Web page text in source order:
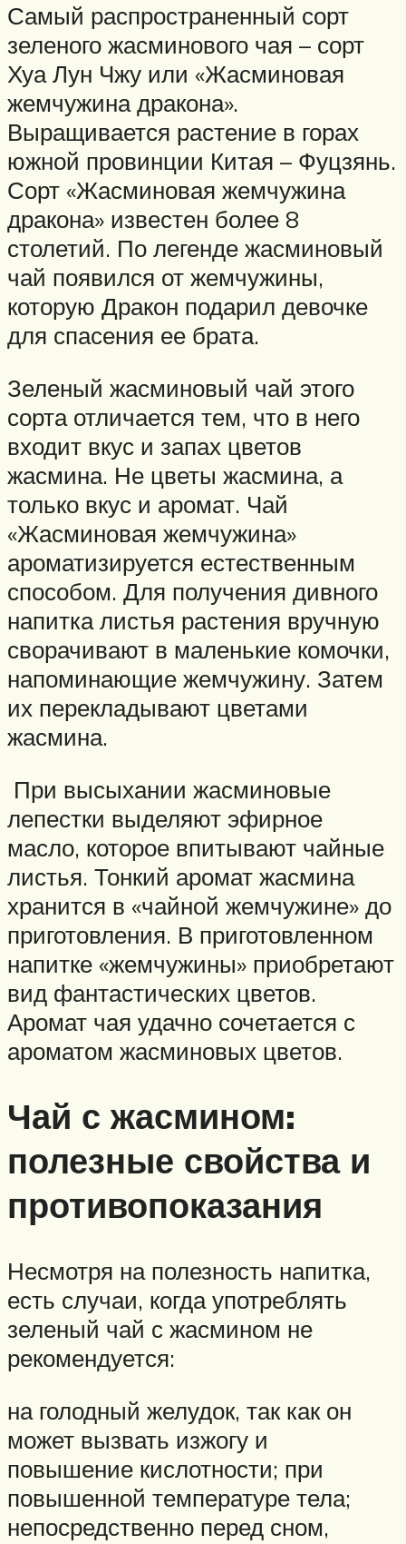
Самый распространенный сорт
зеленого жасминового чая – сорт
Хуа Лун Чжу или «Жасминовая
жемчужина дракона».
Выращивается растение в горах
южной провинции Китая – Фуцзянь.
Сорт «Жасминовая жемчужина
дракона» известен более 8
столетий. По легенде жасминовый
чай появился от жемчужины,
которую Дракон подарил девочке
для спасения ее брата.
Зеленый жасминовый чай этого
сорта отличается тем, что в него
входит вкус и запах цветов
жасмина. Не цветы жасмина, а
только вкус и аромат. Чай
«Жасминовая жемчужина»
ароматизируется естественным
способом. Для получения дивного
напитка листья растения вручную
сворачивают в маленькие комочки,
напоминающие жемчужину. Затем
их перекладывают цветами
жасмина.
При высыхании жасминовые
лепестки выделяют эфирное
масло, которое впитывают чайные
листья. Тонкий аромат жасмина
хранится в «чайной жемчужине» до
приготовления. В приготовленном
напитке «жемчужины» приобретают
вид фантастических цветов.
Аромат чая удачно сочетается с
ароматом жасминовых цветов.
Чай с жасмином:
полезные свойства и
противопоказания
Несмотря на полезность напитка,
есть случаи, когда употреблять
зеленый чай с жасмином не
рекомендуется:
на голодный желудок, так как он
может вызвать изжогу и
повышение кислотности; при
повышенной температуре тела;
непосредственно перед сном,